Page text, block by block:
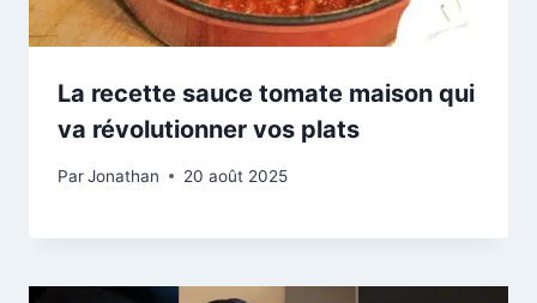
La recette sauce tomate maison qui
va révolutionner vos plats
ParJonathan 20 août 2025